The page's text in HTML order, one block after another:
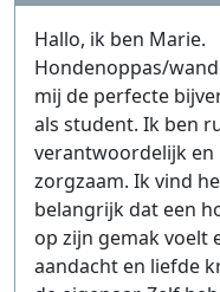
Hallo, ik ben Marie.
Hondenoppas/
mij de perfecte
als student. Ik ben
verantwoordelijk en
zorgzaam. Ik vind
belangrijk dat een
op zijn gemak voelt
aandacht en liefde